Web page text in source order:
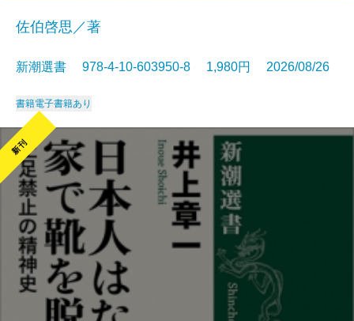
佐伯啓思／著
新潮選書 978-4-10-603950-8 1,980円 2026/08/26
書籍電子書籍あり
新刊